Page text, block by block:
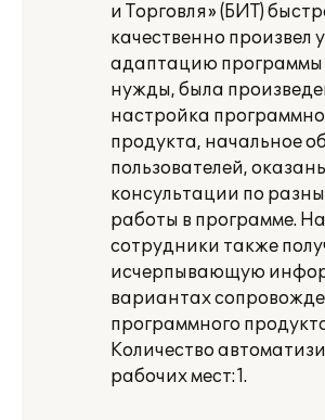
и Торговля» (БИТ)
качественно произвел
адаптацию
нужды, была
настройка
продукта, начальное
пользователей,
консультации по
работы в программе.
сотрудники также
исчерпывающую
вариантах
программного
Количество
рабочих мест:1.